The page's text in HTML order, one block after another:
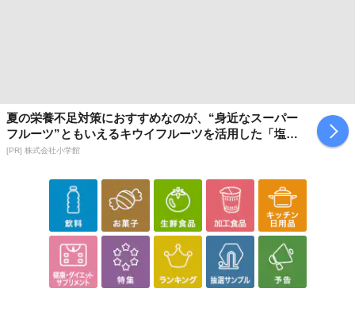
夏の栄養不足対策におすすめなのが、“身近なスーパー
フルーツ”ともいえるキウイフルーツを活用した「塩キ
ウイ」
[PR] 株式会社小学館